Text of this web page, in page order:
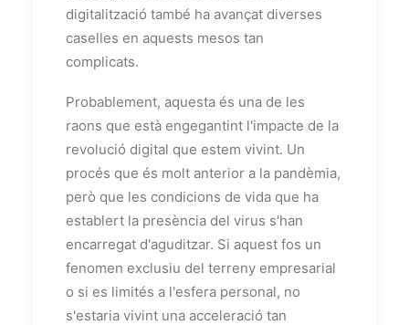
digitalització també ha avançat diverses
caselles en aquests mesos tan
complicats.
Probablement, aquesta és una de les
raons que està engegantint l'impacte de la
revolució digital que estem vivint. Un
procés que és molt anterior a la pandèmia,
però que les condicions de vida que ha
establert la presència del virus s'han
encarregat d'aguditzar. Si aquest fos un
fenomen exclusiu del terreny empresarial
o si es limités a l'esfera personal, no
s'estaria vivint una acceleració tan